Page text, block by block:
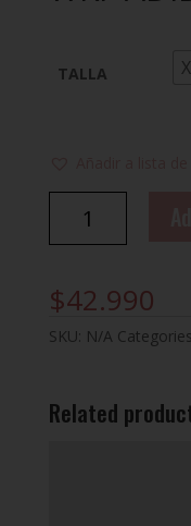
TALLA
ADIDAS
BLANCO
$42.990
SKU: N/A
Related